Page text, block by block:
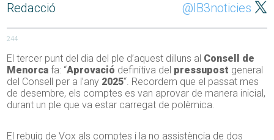
Redacció @IB3noticies
244
El tercer punt del dia del ple d’aquest dilluns al Consell de
Menorca fa: “Aprovació definitiva del pressupost general
del Consell per a l’any 2025“. Recordem que el passat mes
de desembre, els comptes es van aprovar de manera inicial,
durant un ple que va estar carregat de polèmica.
El rebuig de Vox als comptes i la no assistència de dos